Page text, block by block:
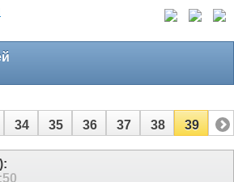
34 35 36 37 38 39